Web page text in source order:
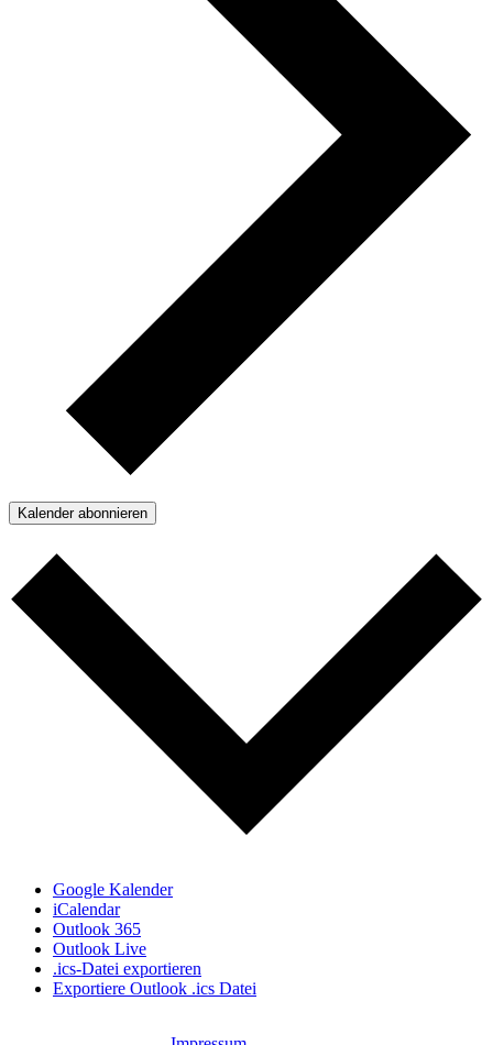
Kalender abonnieren
Google Kalender
iCalendar
Outlook 365
Outlook Live
.ics-Datei exportieren
Exportiere Outlook .ics Datei